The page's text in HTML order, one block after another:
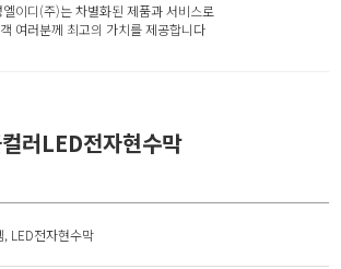
엘이디(주)는 차별화된 제품과 서비스로
여러분께 최고의 가치를 제공합니다
러LED전자현수막
LED전자현수막